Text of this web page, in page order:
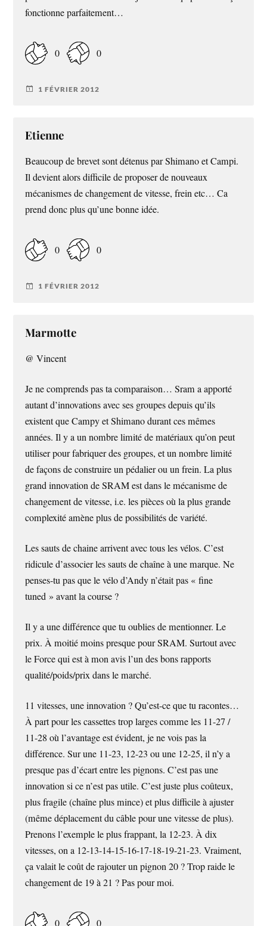
fonctionne parfaitement…
0 0
1 FÉVRIER 2012
Etienne
Beaucoup de brevet sont détenus par Shimano et Campi.
Il devient alors difficile de proposer de nouveaux
mécanismes de changement de vitesse, frein etc… Ca
prend donc plus qu’une bonne idée.
0 0
1 FÉVRIER 2012
Marmotte
@ Vincent
Je ne comprends pas ta comparaison… Sram a apporté
autant d’innovations avec ses groupes depuis qu’ils
existent que Campy et Shimano durant ces mêmes
années. Il y a un nombre limité de matériaux qu’on peut
utiliser pour fabriquer des groupes, et un nombre limité
de façons de construire un pédalier ou un frein. La plus
grand innovation de SRAM est dans le mécanisme de
changement de vitesse, i.e. les pièces où la plus grande
complexité amène plus de possibilités de variété.
Les sauts de chaine arrivent avec tous les vélos. C’est
ridicule d’associer les sauts de chaîne à une marque. Ne
penses-tu pas que le vélo d’Andy n’était pas « fine
tuned » avant la course ?
Il y a une différence que tu oublies de mentionner. Le
prix. À moitié moins presque pour SRAM. Surtout avec
le Force qui est à mon avis l’un des bons rapports
qualité/poids/prix dans le marché.
11 vitesses, une innovation ? Qu’est-ce que tu racontes…
À part pour les cassettes trop larges comme les 11-27 /
11-28 où l’avantage est évident, je ne vois pas la
différence. Sur une 11-23, 12-23 ou une 12-25, il n’y a
presque pas d’écart entre les pignons. C’est pas une
innovation si ce n’est pas utile. C’est juste plus coûteux,
plus fragile (chaîne plus mince) et plus difficile à ajuster
(même déplacement du câble pour une vitesse de plus).
Prenons l’exemple le plus frappant, la 12-23. À dix
vitesses, on a 12-13-14-15-16-17-18-19-21-23. Vraiment,
ça valait le coût de rajouter un pignon 20 ? Trop raide le
changement de 19 à 21 ? Pas pour moi.
0 0